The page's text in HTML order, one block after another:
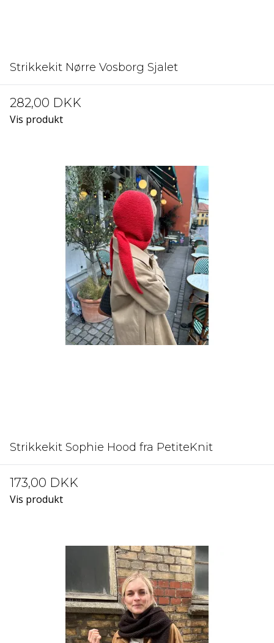
Strikkekit Nørre Vosborg Sjalet
282,00 DKK
Vis produkt
Strikkekit Sophie Hood fra PetiteKnit
173,00 DKK
Vis produkt